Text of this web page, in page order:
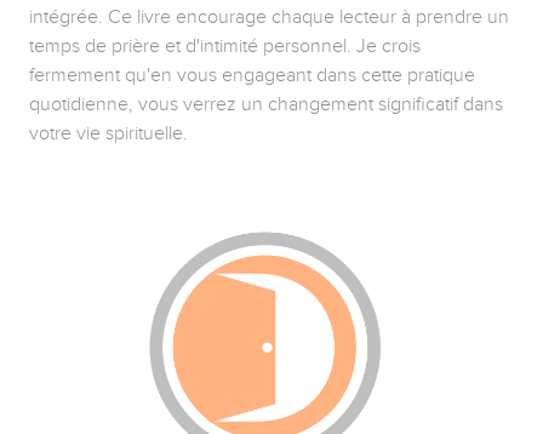
intégrée. Ce livre encourage chaque lecteur à prendre un
temps de prière et d'intimité personnel. Je crois
fermement qu'en vous engageant dans cette pratique
quotidienne, vous verrez un changement significatif dans
votre vie spirituelle.